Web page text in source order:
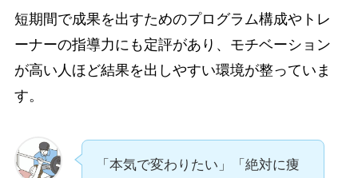
短期間で成果を出すためのプログラム構成やトレ
ーナーの指導力にも定評があり、モチベーション
が高い人ほど結果を出しやすい環境が整っていま
す。
「本気で変わりたい」「絶対に痩